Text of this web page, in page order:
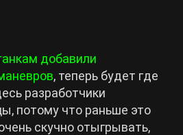
добавили
, теперь будет где
разработчики
потому что раньше это
скучно отыгрывать,